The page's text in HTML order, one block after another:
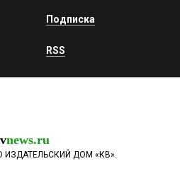
Подписка
RSS
news.ru
ИЗДАТЕЛЬСКИЙ ДОМ «КВ».